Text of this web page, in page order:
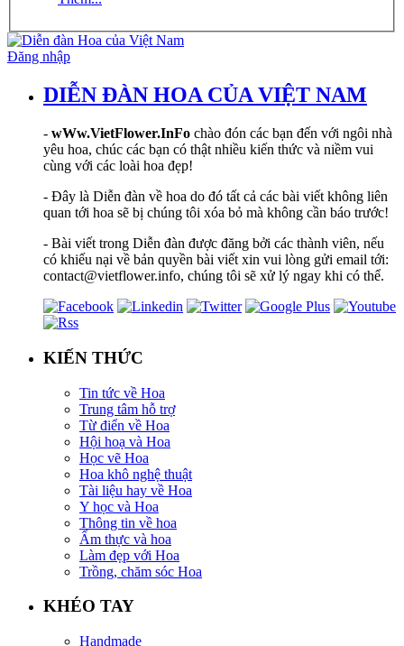
Đăng nhập
DIỄN ĐÀN HOA CỦA VIỆT NAM
- wWw.VietFlower.InFo chào đón các bạn đến với ngôi nhà
yêu hoa, chúc các bạn có thật nhiều kiến thức và niềm vui
cùng với các loài hoa đẹp!
- Đây là Diễn đàn về hoa do đó tất cả các bài viết không liên
quan tới hoa sẽ bị chúng tôi xóa bỏ mà không cần báo trước!
- Bài viết trong Diễn đàn được đăng bởi các thành viên, nếu
có khiếu nại về bản quyền bài viết xin vui lòng gửi email tới:
contact@vietflower.info, chúng tôi sẽ xử lý ngay khi có thể.
KIẾN THỨC
Tin tức về Hoa
Trung tâm hỗ trợ
Từ điển về Hoa
Hội hoạ và Hoa
Học vẽ Hoa
Hoa khô nghệ thuật
Tài liệu hay về Hoa
Y học và Hoa
Thông tin về hoa
Ẩm thực và hoa
Làm đẹp với Hoa
Trồng, chăm sóc Hoa
KHÉO TAY
Handmade